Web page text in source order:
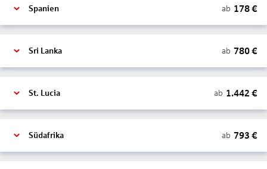
Spanien ab 178€
Sri Lanka ab 780€
St. Lucia ab 1.442 €
Südafrika ab 793 €